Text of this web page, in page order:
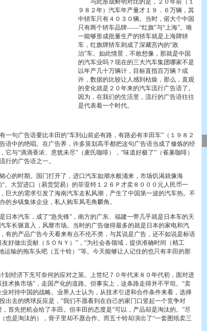
与此形成鲜明对比的是，２０年前（１
９８２年）汽车年产量才１９．６万辆，其
中轿车只有４０３０辆。当时，偌大个中国
只有两个轿车品牌——“红旗”与“上海”。唯
一能够形成批量生产的轿车就是上海牌轿
车，红旗牌轿车则成了深藏宫内的“政
治”车。如此情景，不敢想像，那就是中国
的汽车业吗？现在的三大汽车集团哪家不是
以年产几十万辆计，目标直指百万辆？或
许，数据的比较让人感到枯燥，那么，直观
的变化就是２０年来的汽车流行广告语了。
因为，在我们的生活里，流行的广告语往往
是代表着一个时代。
句广告语要比丰田的“车到山前必有路，有路必有丰田车”（１９８２
语中的绝唱。在广告界，许多策划高手都把这句广告语当成了修炼的经
与“滴滴香浓、意犹未尽”（麦氏咖啡），“味道好极了”（雀巢咖啡）
行的广告语之一。
的时期。国门打开了，进口汽车如潮水般涌来，市场饥渴就像海
。大贸进口（易货贸易）的菲亚特１２６Ｐ才卖８０００元人民币一
巨大的需求引发了海南汽车走私风潮，产生了中国第一波的汽车热。不
的乡镇集体企业，私人购车凤毛角麟角。
本汽车，成了“急先锋”，南方的广东、福建一带几乎就是日本车的天
车长驱直入，风靡市场。当时的广告做得最多的就是日本的家电和汽
有的产品广告今天看来有点不伦不类，与其说是广告，还不如说是标语
好做出贡献（ＳＯＮＹ）”，“为社会各领域，提供准确时间（精工
运输的拖车头吧（五十铃）”等。今天能够让人记住的也只有丰田的那
经济下无可奈何的应对之策。上世纪７０年代末８０年代初，面对进
术换市场”，走国产化的道路。但事实上，这条路走得并不平坦。“卖
对待中国的战略。业界人士认为，从技术引进和合作条件来看，选择
出去的绣球反应是，“我们不愿看到在自己的家门口竖起一个竞争对
首先把机会给了丰田。但丰田的态度是“可以，产品却是淘汰的。”尽
也是淘汰的），骨子里却不愿合作。而五十铃却演出了“一套图纸卖三